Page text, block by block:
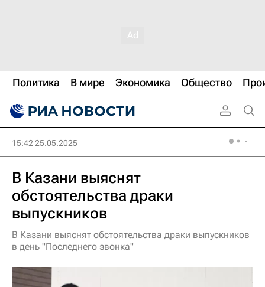
Политика В мире Экономика Общество
15:42 25.05.2025
В Казани выяснят
обстоятельства драки
выпускников
В Казани выяснят обстоятельства драки выпускников
в день "Последнего звонка"